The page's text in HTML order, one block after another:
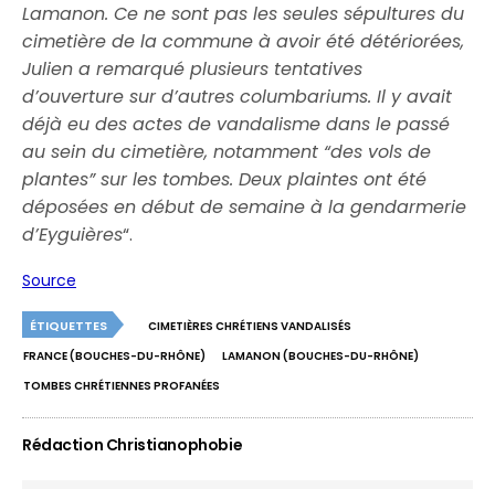
Lamanon. Ce ne sont pas les seules sépultures du
cimetière de la commune à avoir été détériorées,
Julien a remarqué plusieurs tentatives
d’ouverture sur d’autres columbariums. Il y avait
déjà eu des actes de vandalisme dans le passé
au sein du cimetière, notamment “des vols de
plantes” sur les tombes. Deux plaintes ont été
déposées en début de semaine à la gendarmerie
d’Eyguières“.
Source
ÉTIQUETTES
CIMETIÈRES CHRÉTIENS VANDALISÉS
FRANCE (BOUCHES-DU-RHÔNE)
LAMANON (BOUCHES-DU-RHÔNE)
TOMBES CHRÉTIENNES PROFANÉES
Rédaction Christianophobie